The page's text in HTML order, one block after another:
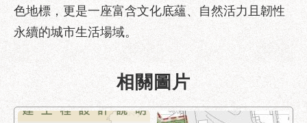
發
包
中
心
補
色地標，更是一座富含文化底蘊、自然活力且韌性
永續的城市生活場域。
相關圖片